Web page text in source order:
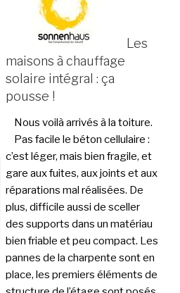
Les
maisons à chauffage
solaire intégral : ça
pousse !
Nous voilà arrivés à la toiture.
Pas facile le béton cellulaire :
c’est léger, mais bien fragile, et
gare aux fuites, aux joints et aux
réparations mal réalisées. De
plus, difficile aussi de sceller
des supports dans un matériau
bien friable et peu compact. Les
pannes de la charpente sont en
place, les premiers éléments de